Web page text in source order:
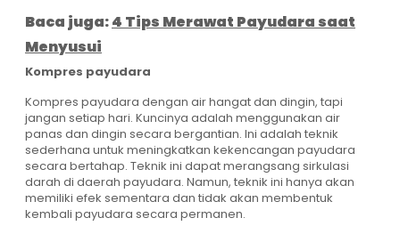
Baca juga:4 Tips Merawat Payudara saat
Menyusui
Kompres payudara
Kompres payudara dengan air hangat dan dingin, tapi
jangan setiap hari. Kuncinya adalah menggunakan air
panas dan dingin secara bergantian. Ini adalah teknik
sederhana untuk meningkatkan kekencangan payudara
secara bertahap. Teknik ini dapat merangsang sirkulasi
darah di daerah payudara. Namun, teknik ini hanya akan
memiliki efek sementara dan tidak akan membentuk
kembali payudara secara permanen.